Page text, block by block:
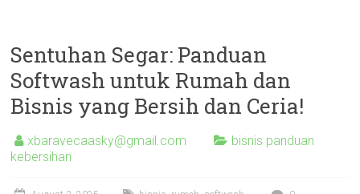
Sentuhan Segar: Panduan
Softwash untuk Rumah dan
Bisnis yang Bersih dan Ceria!
xbaravecaasky@gmail.com
bisnis panduan
kebersihan